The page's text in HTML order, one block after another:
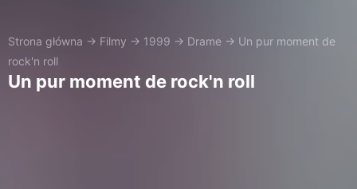
Strona główna → Filmy → 1999 → Drame → Un pur moment de
rock'n roll
Un pur moment de rock'n roll